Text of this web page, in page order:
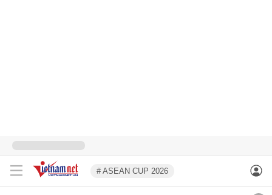
# ASEAN CUP 2026